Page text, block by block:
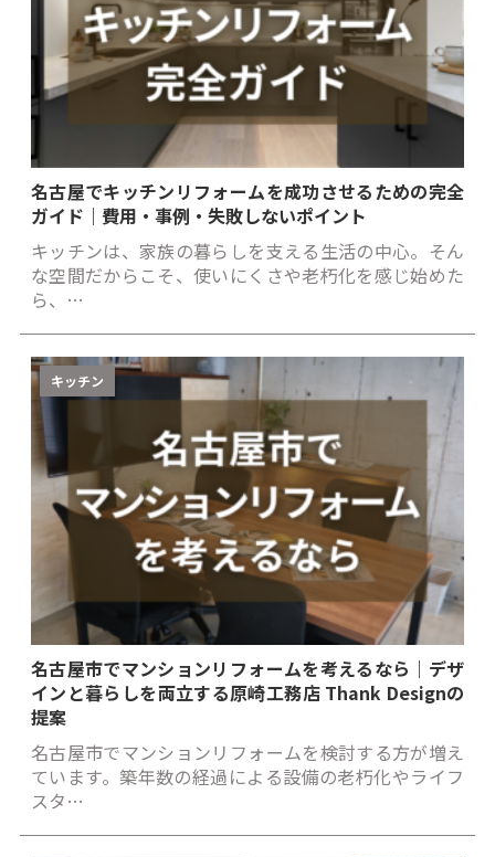
名古屋でキッチンリフォームを成功させるための完全
ガイド｜費用・事例・失敗しないポイント
キッチンは、家族の暮らしを支える生活の中心。そん
な空間だからこそ、使いにくさや老朽化を感じ始めた
ら、…
キッチン
名古屋市でマンションリフォームを考えるなら｜デザ
インと暮らしを両立する原崎工務店 Thank Designの
提案
名古屋市でマンションリフォームを検討する方が増え
ています。築年数の経過による設備の老朽化やライフ
スタ…